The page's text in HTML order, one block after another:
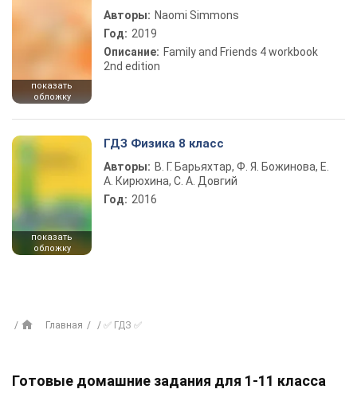
показать
обложку
Авторы: Naomi Simmons
Год: 2019
Описание: Family and Friends 4 workbook
2nd edition
показать
обложку
ГДЗ Физика 8 класс
Авторы: В. Г. Барьяхтар, Ф. Я. Божинова, Е.
А. Кирюхина, С. А. Довгий
Год: 2016
Главная ✅ ГДЗ ✅
Готовые домашние задания для 1-11 класса